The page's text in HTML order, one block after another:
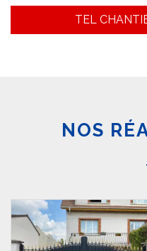
TEL
NOS